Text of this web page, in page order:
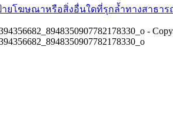
ายโฆษณาหรือสิ่งอื่นใดที่รุกล้ำทางสาธา